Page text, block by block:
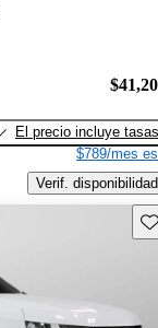
El precio incluye tasas
$789/mes
Verif. disponibilidad